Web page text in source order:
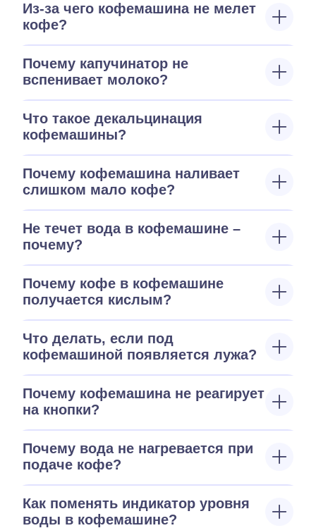
Из-за чего кофемашина не мелет
кофе?
Почему капучинатор не
вспенивает молоко?
Что такое декальцинация
кофемашины?
Почему кофемашина наливает
слишком мало кофе?
Не течет вода в кофемашине –
почему?
Почему кофе в кофемашине
получается кислым?
Что делать, если под
кофемашиной появляется лужа?
Почему кофемашина не реагирует
на кнопки?
Почему вода не нагревается при
подаче кофе?
Как поменять индикатор уровня
воды в кофемашине?